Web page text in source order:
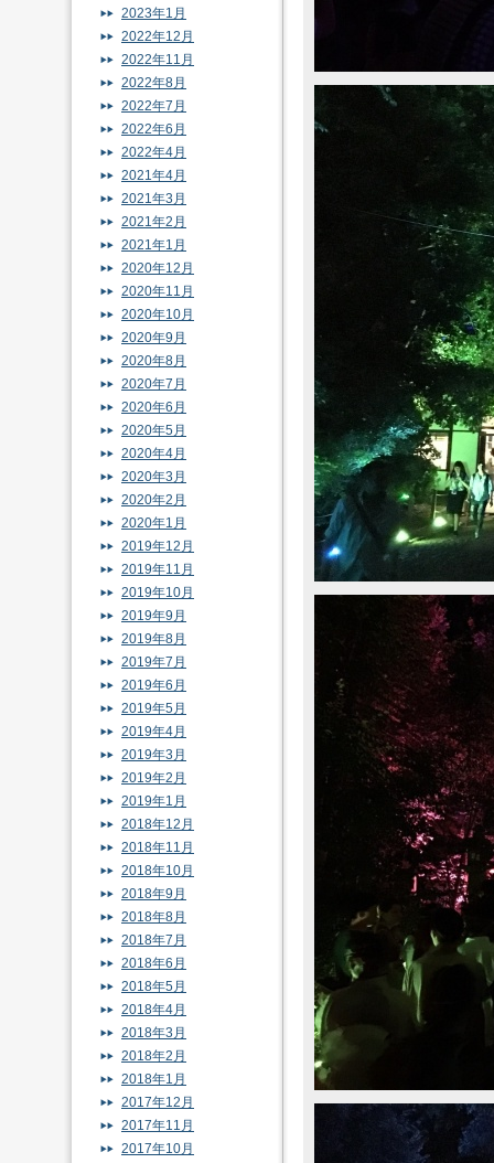
2023年1月
2022年12月
2022年11月
2022年8月
2022年7月
2022年6月
2022年4月
2021年4月
2021年3月
2021年2月
2021年1月
2020年12月
2020年11月
2020年10月
2020年9月
2020年8月
2020年7月
2020年6月
2020年5月
2020年4月
2020年3月
2020年2月
2020年1月
2019年12月
2019年11月
2019年10月
2019年9月
2019年8月
2019年7月
2019年6月
2019年5月
2019年4月
2019年3月
2019年2月
2019年1月
2018年12月
2018年11月
2018年10月
2018年9月
2018年8月
2018年7月
2018年6月
2018年5月
2018年4月
2018年3月
2018年2月
2018年1月
2017年12月
2017年11月
2017年10月